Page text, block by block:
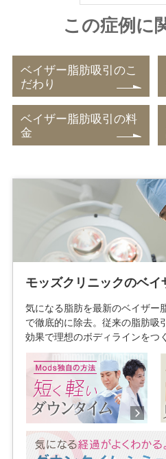
この症例に
ベイザー脂肪吸引のこ
だわり
ベイザー脂肪吸引の料
金
モッズクリニックのベイ
気になる脂肪を最新のベイザー
で徹底的に除去。従来の脂肪吸
効果で理想のボディラインをつ